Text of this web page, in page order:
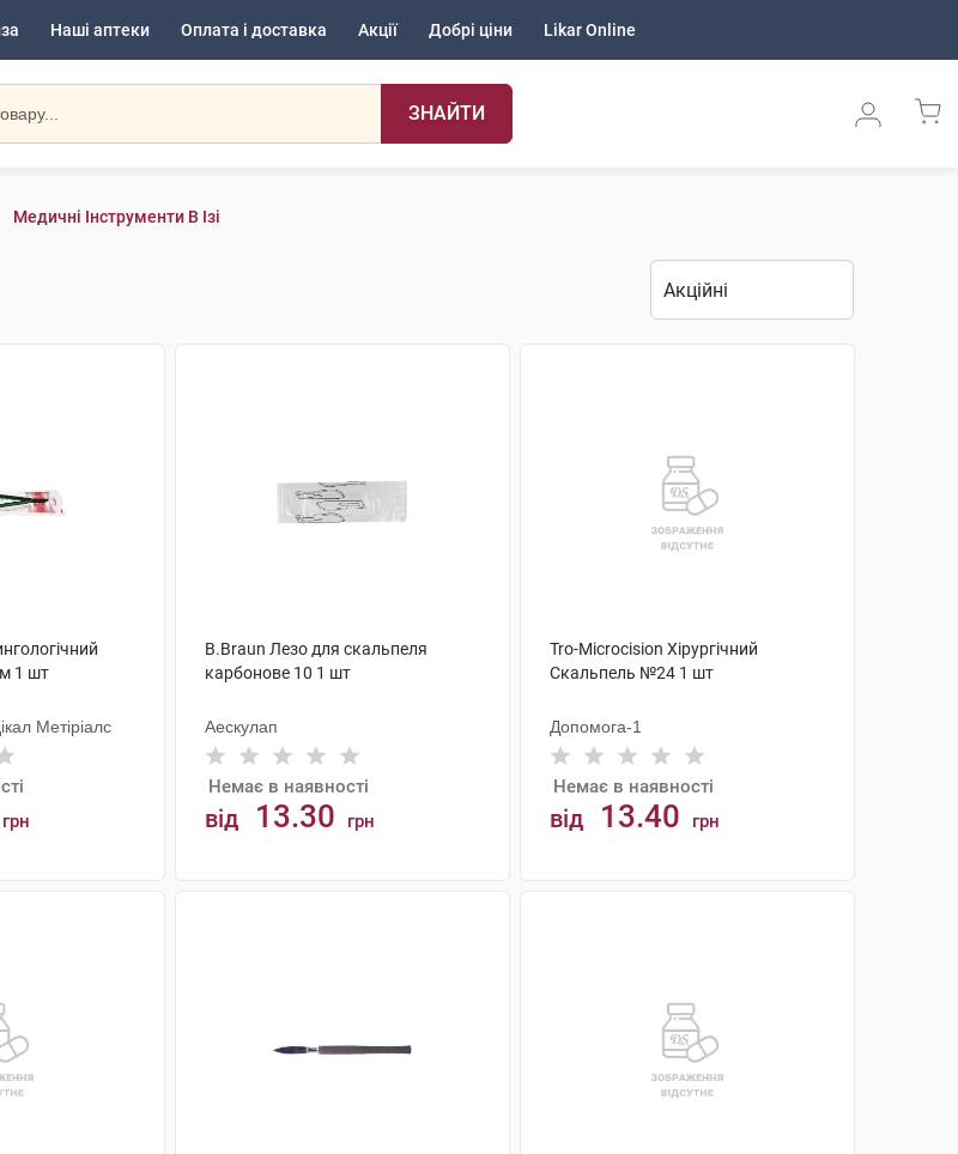
Наші аптеки Оплата і доставка Акції Добрі ціни Likar Online
ЗНАЙТИ
Медичні Інструменти В Ізі
1 шт
Метіріалс
грн
B.Braun Лезо для скальпеля
карбонове 10 1 шт
Аескулап
Немає в наявності
від 13.30 грн
Tro-Microcision Хірургічний
Скальпель №24 1 шт
Допомога-1
Немає в наявності
від 13.40 грн